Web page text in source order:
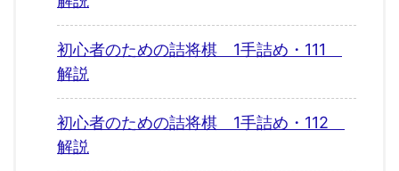
初心者のための詰将棋 1手詰め・111
解説
初心者のための詰将棋 1手詰め・112
解説